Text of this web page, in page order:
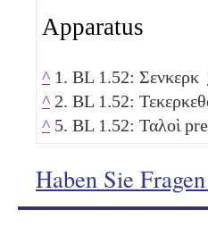
Apparatus
^ 1. BL 1.52:
^ 2. BL 1.52:
^ 5. BL 1.52: Ταλοὶ
Haben Sie